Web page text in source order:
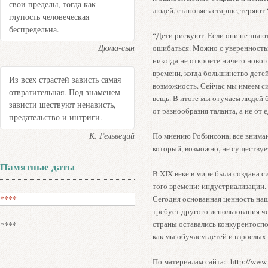
людей, становясь старше,
“Дети рискуют. Если они не
ошибаться. Можно с
никогда не откроете ничего
времени, когда большинство
возможность. Сейчас мы имеем
вещь. В итоге мы отучаем людей
от разнообразия таланта, а не
По мнению Робинсона, все
который, возможно, не
В XIX веке в мире была создана
того времени:
Сегодня основанная ценность
требует другого использования
страны оставались
как мы обучаем детей и
По материалам сайта: http://
свои пределы, тогда как
глупость человеческая
беспредельна.
Дюма-сын
Из всех страстей зависть самая
отвратительная. Под знаменем
зависти шествуют ненависть,
предательство и интриги.
К. Гельвеций
Памятные даты
****
****